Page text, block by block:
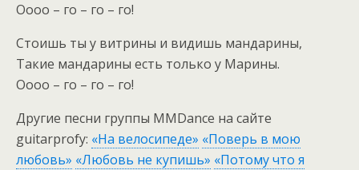
Оооо – го – го – го!
Стоишь ты у витрины и видишь мандарины,
Такие мандарины есть только у Марины.
Оооо – го – го – го!
Другие песни группы MMDance на сайте
guitarprofy: «На велосипеде» «Поверь в мою
любовь» «Любовь не купишь» «Потому что я